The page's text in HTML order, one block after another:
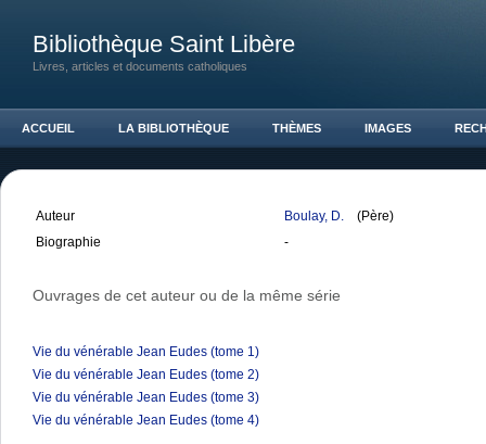
Bibliothèque Saint Libère
Livres, articles et documents catholiques
ACCUEIL LA BIBLIOTHÈQUE THÈMES IMAGES
Auteur Boulay, D.
(Père)
Biographie
-
Ouvrages de cet auteur ou de la même série
Vie du vénérable Jean Eudes (tome 1)
Vie du vénérable Jean Eudes (tome 2)
Vie du vénérable Jean Eudes (tome 3)
Vie du vénérable Jean Eudes (tome 4)